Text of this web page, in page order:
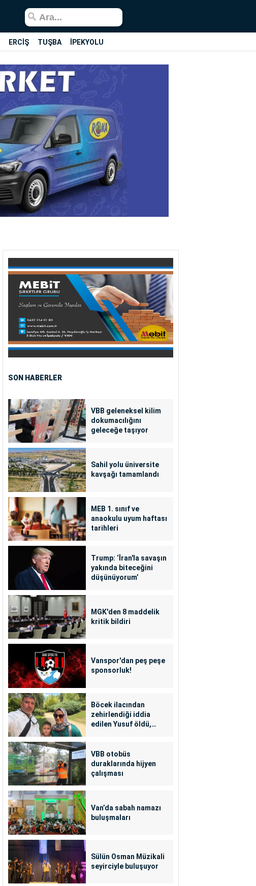
ERCİŞ TUŞBA İPEKYOLU
SON HABERLER
VBB geleneksel kilim
dokumacılığını
geleceğe taşıyor
Sahil yolu üniversite
kavşağı tamamlandı
MEB 1. sınıf ve
anaokulu uyum haftası
tarihleri
Trump: ‘İran'la savaşın
yakında biteceğini
düşünüyorum’
MGK'den 8 maddelik
kritik bildiri
Vanspor'dan peş peşe
sponsorluk!
Böcek ilacından
zehirlendiği iddia
edilen Yusuf öldü,
VBB otobüs
duraklarında hijyen
çalışması
Van’da sabah namazı
buluşmaları
Sülün Osman Müzikali
seyirciyle buluşuyor